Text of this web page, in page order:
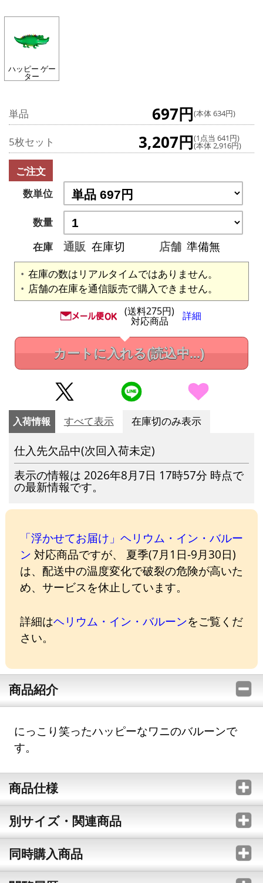
ハッピー ゲー
ター
単品 697円(本体 634円)
5枚セット 3,207円(1点当 641円)
(本体 2,916円)
ご注文
数単位
数量
在庫
通販 在庫切 店舗 準備無
在庫の数はリアルタイムではありません。
店舗の在庫を通信販売で購入できません。
(送料275円)
対応商品 詳細
カートに入れる(読込中...)
入荷情報 すべて表示 在庫切のみ表示
仕入先欠品中(次回入荷未定)
表示の情報は 2026年8月7日 17時57分 時点で
の最新情報です。
「浮かせてお届け」ヘリウム・イン・バルー
ン 対応商品ですが、 夏季(7月1日-9月30日)
は、配送中の温度変化で破裂の危険が高いた
め、サービスを休止しています。
詳細はヘリウム・イン・バルーンをご覧くだ
さい。
商品紹介
にっこり笑ったハッピーなワニのバルーンで
す。
商品仕様
別サイズ・関連商品
同時購入商品